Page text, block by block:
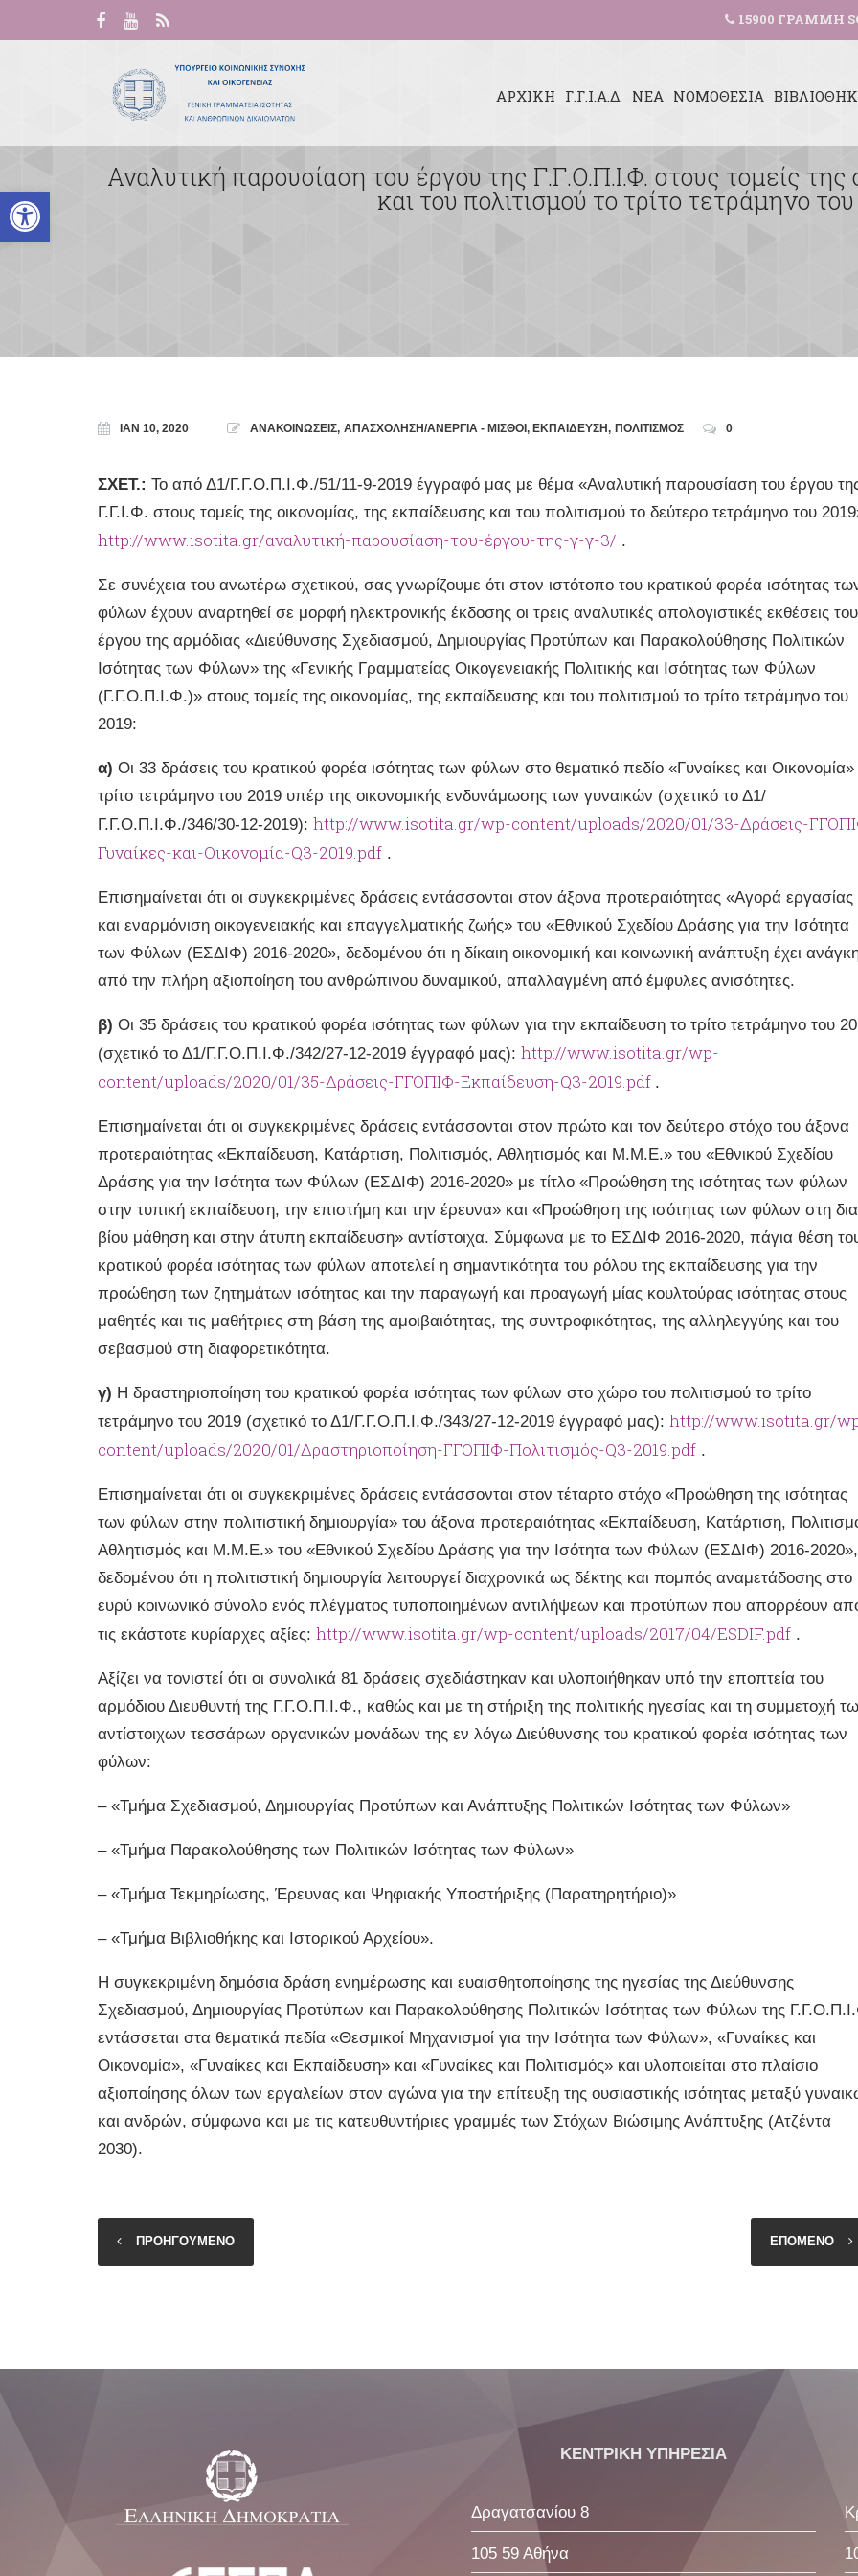
Ανοίξτε τη γραμμή εργαλείων
15900 ΓΡΑΜΜΗ
ΑΡΧΙΚΗ Γ.Γ.Ι.Α.Δ. ΝΕΑ ΝΟΜΟΘΕΣΙΑ
Αναλυτική παρουσίαση του έργου της Γ.Γ.Ο.Π.Ι.Φ. στους τομείς της
και του πολιτισμού το τρίτο τετράμηνο
ΙΑΝ 10, 2020 ΑΝΑΚΟΙΝΩΣΕΙΣ, ΑΠΑΣΧΟΛΗΣΗ/ΑΝΕΡΓΙΑ - ΜΙΣΘΟΙ , ΕΚΠΑΙΔΕΥΣΗ, ΠΟΛΙΤΙΣΜΟΣ 0
ΣΧΕΤ.: Το από Δ1/Γ.Γ.Ο.Π.Ι.Φ./51/11-9-2019 έγγραφό μας με θέμα «Αναλυτική παρουσίαση του έργου
Γ.Γ.Ι.Φ. στους τομείς της οικονομίας, της εκπαίδευσης και του πολιτισμού το δεύτερο τετράμηνο του
http://www.isotita.gr/αναλυτική-παρουσίαση-του-έργου-της-γ-γ-3/ .
Σε συνέχεια του ανωτέρω σχετικού, σας γνωρίζουμε ότι στον ιστότοπο του κρατικού φορέα ισότητας
φύλων έχουν αναρτηθεί σε μορφή ηλεκτρονικής έκδοσης οι τρεις αναλυτικές απολογιστικές εκθέσεις του
έργου της αρμόδιας «Διεύθυνσης Σχεδιασμού, Δημιουργίας Προτύπων και Παρακολούθησης Πολιτικών
Ισότητας των Φύλων» της «Γενικής Γραμματείας Οικογενειακής Πολιτικής και Ισότητας των Φύλων
(Γ.Γ.Ο.Π.Ι.Φ.)» στους τομείς της οικονομίας, της εκπαίδευσης και του πολιτισμού το τρίτο τετράμηνο του
2019:
α) Οι 33 δράσεις του κρατικού φορέα ισότητας των φύλων στο θεματικό πεδίο «Γυναίκες και Οικονομία»
τρίτο τετράμηνο του 2019 υπέρ της οικονομικής ενδυνάμωσης των γυναικών (σχετικό το Δ1/
Γ.Γ.Ο.Π.Ι.Φ./346/30-12-2019): http://www.isotita.gr/wp-content/uploads/2020/01/33-Δράσεις-
Γυναίκες-και-Οικονομία-Q3-2019.pdf .
Επισημαίνεται ότι οι συγκεκριμένες δράσεις εντάσσονται στον άξονα προτεραιότητας «Αγορά εργασίας
και εναρμόνιση οικογενειακής και επαγγελματικής ζωής» του «Εθνικού Σχεδίου Δράσης για την Ισότητα
των Φύλων (ΕΣΔΙΦ) 2016-2020», δεδομένου ότι η δίκαιη οικονομική και κοινωνική ανάπτυξη έχει
από την πλήρη αξιοποίηση του ανθρώπινου δυναμικού, απαλλαγμένη από έμφυλες ανισότητες.
β) Οι 35 δράσεις του κρατικού φορέα ισότητας των φύλων για την εκπαίδευση το τρίτο τετράμηνο του
(σχετικό το Δ1/Γ.Γ.Ο.Π.Ι.Φ./342/27-12-2019 έγγραφό μας): http://www.isotita.gr/wp-
content/uploads/2020/01/35-Δράσεις-ΓΓΟΠΙΦ-Εκπαίδευση-Q3-2019.pdf .
Επισημαίνεται ότι οι συγκεκριμένες δράσεις εντάσσονται στον πρώτο και τον δεύτερο στόχο του άξονα
προτεραιότητας «Εκπαίδευση, Κατάρτιση, Πολιτισμός, Αθλητισμός και Μ.Μ.Ε.» του «Εθνικού Σχεδίου
Δράσης για την Ισότητα των Φύλων (ΕΣΔΙΦ) 2016-2020» με τίτλο «Προώθηση της ισότητας των φύλων
στην τυπική εκπαίδευση, την επιστήμη και την έρευνα» και «Προώθηση της ισότητας των φύλων στη δια
βίου μάθηση και στην άτυπη εκπαίδευση» αντίστοιχα. Σύμφωνα με το ΕΣΔΙΦ 2016-2020, πάγια θέση
κρατικού φορέα ισότητας των φύλων αποτελεί η σημαντικότητα του ρόλου της εκπαίδευσης για την
προώθηση των ζητημάτων ισότητας και την παραγωγή και προαγωγή μίας κουλτούρας ισότητας στους
μαθητές και τις μαθήτριες στη βάση της αμοιβαιότητας, της συντροφικότητας, της αλληλεγγύης και του
σεβασμού στη διαφορετικότητα.
γ) Η δραστηριοποίηση του κρατικού φορέα ισότητας των φύλων στο χώρο του πολιτισμού το τρίτο
τετράμηνο του 2019 (σχετικό το Δ1/Γ.Γ.Ο.Π.Ι.Φ./343/27-12-2019 έγγραφό μας): http://www.isotita.gr/
content/uploads/2020/01/Δραστηριοποίηση-ΓΓΟΠΙΦ-Πολιτισμός-Q3-2019.pdf .
Επισημαίνεται ότι οι συγκεκριμένες δράσεις εντάσσονται στον τέταρτο στόχο «Προώθηση της ισότητας
των φύλων στην πολιτιστική δημιουργία» του άξονα προτεραιότητας «Εκπαίδευση, Κατάρτιση,
Αθλητισμός και Μ.Μ.Ε.» του «Εθνικού Σχεδίου Δράσης για την Ισότητα των Φύλων (ΕΣΔΙΦ) 2016-2020»,
δεδομένου ότι η πολιτιστική δημιουργία λειτουργεί διαχρονικά ως δέκτης και πομπός αναμετάδοσης στο
ευρύ κοινωνικό σύνολο ενός πλέγματος τυποποιημένων αντιλήψεων και προτύπων που απορρέουν
τις εκάστοτε κυρίαρχες αξίες: http://www.isotita.gr/wp-content/uploads/2017/04/ESDIF.pdf .
Αξίζει να τονιστεί ότι οι συνολικά 81 δράσεις σχεδιάστηκαν και υλοποιήθηκαν υπό την εποπτεία του
αρμόδιου Διευθυντή της Γ.Γ.Ο.Π.Ι.Φ., καθώς και με τη στήριξη της πολιτικής ηγεσίας και τη συμμετοχή
αντίστοιχων τεσσάρων οργανικών μονάδων της εν λόγω Διεύθυνσης του κρατικού φορέα ισότητας των
φύλων:
– «Τμήμα Σχεδιασμού, Δημιουργίας Προτύπων και Ανάπτυξης Πολιτικών Ισότητας των Φύλων»
– «Τμήμα Παρακολούθησης των Πολιτικών Ισότητας των Φύλων»
– «Τμήμα Τεκμηρίωσης, Έρευνας και Ψηφιακής Υποστήριξης (Παρατηρητήριο)»
– «Τμήμα Βιβλιοθήκης και Ιστορικού Αρχείου».
Η συγκεκριμένη δημόσια δράση ενημέρωσης και ευαισθητοποίησης της ηγεσίας της Διεύθυνσης
Σχεδιασμού, Δημιουργίας Προτύπων και Παρακολούθησης Πολιτικών Ισότητας των Φύλων της
εντάσσεται στα θεματικά πεδία «Θεσμικοί Μηχανισμοί για την Ισότητα των Φύλων», «Γυναίκες και
Οικονομία», «Γυναίκες και Εκπαίδευση» και «Γυναίκες και Πολιτισμός» και υλοποιείται στο πλαίσιο
αξιοποίησης όλων των εργαλείων στον αγώνα για την επίτευξη της ουσιαστικής ισότητας μεταξύ
και ανδρών, σύμφωνα και με τις κατευθυντήριες γραμμές των Στόχων Βιώσιμης Ανάπτυξης (Ατζέντα
2030).
ΠΡΟΗΓΟΥΜΕΝΟ ΕΠΟΜΕΝΟ
ΚΕΝΤΡΙΚΗ ΥΠΗΡΕΣΙΑ
Δραγατσανίου 8
105 59 Αθήνα